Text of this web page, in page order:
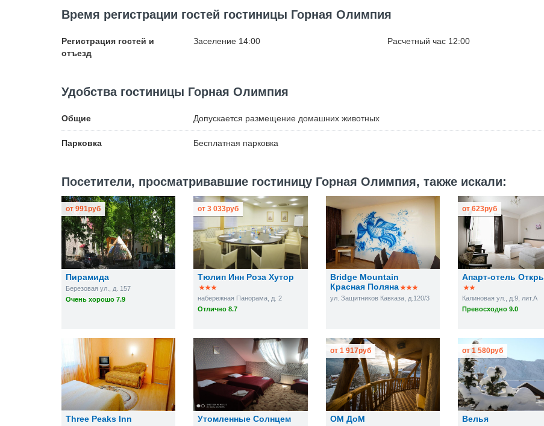
Время регистрации гостей гостиницы Горная Олимпия
Регистрация гостей и
отъезд
Заселение 14:00 Расчетный час 12:00
Удобства гостиницы Горная Олимпия
Общие Допускается размещение домашних животных
Парковка Бесплатная парковка
Посетители, просматривавшие гостиницу Горная Олимпия, также искали:
Пирамида
Березовая ул., д. 157
Очень хорошо 7.9
от 991руб
Тюлип Инн Роза Хутор
набережная Панорама, д. 2
Отлично 8.7
от3 033руб
Bridge Mountain
Красная Поляна
ул. Защитников Кавказа, д.120/3
Апарт-отель
Калиновая ул., д.9, лит.А
Превосходно 9.0
от623руб
Three Peaks Inn Утомленные Солнцем ОМ ДоМ
от 1 917руб
Велья
от1 580руб